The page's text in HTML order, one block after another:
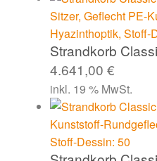
Strandkorb
4.641,00 €
inkl. 19 % MwSt.